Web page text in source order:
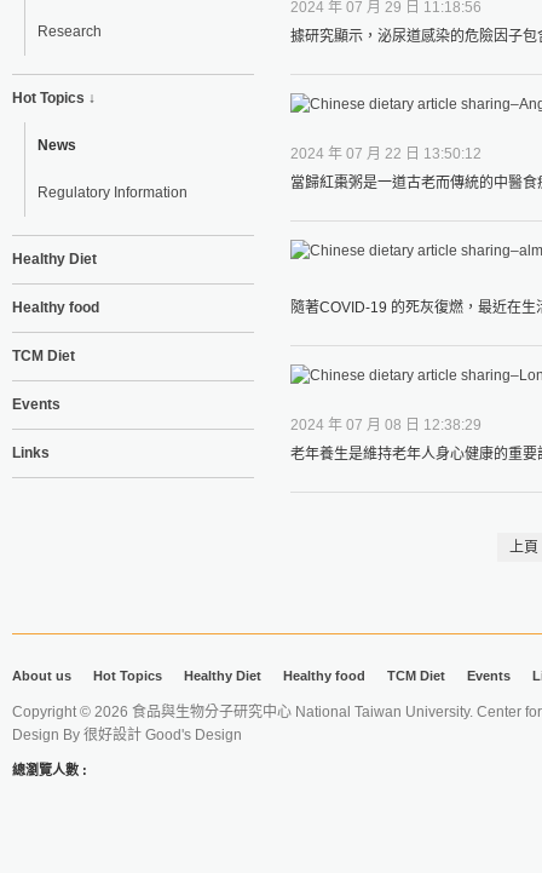
Research
Hot Topics ↓
News
Regulatory Information
Healthy Diet
Healthy food
TCM Diet
Events
Links
2024 年 07 月 29 日 11:18:56
據研究顯示，泌尿道感染的危險因子
2024 年 07 月 22 日 13:50:12
當歸紅棗粥是一道古老而傳統的中醫
隨著COVID-19 的死灰復燃，最近在
2024 年 07 月 08 日 12:38:29
老年養生是維持老年人身心健康的重
上頁
About us Hot Topics Healthy Diet Healthy food TCM Diet Events
Copyright © 2026 食品與生物分子研究中心 National Taiwan University. Center
Design By 很好設計 Good's Design
總瀏覽人數 :